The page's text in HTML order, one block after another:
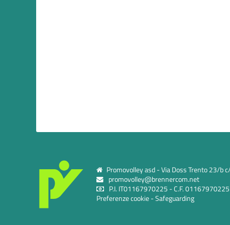
Promovolley asd - Via Doss Trento 23/b
promovolley@brennercom.net
P.I. IT01167970225 - C.F. 01167970225
Preferenze cookie -Safeguarding